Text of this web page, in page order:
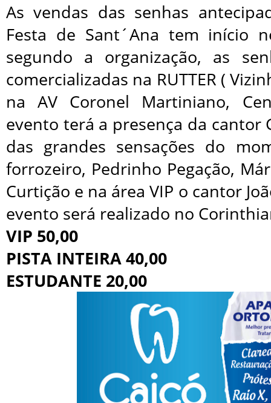
As vendas das senhas
Festa de Sant´Ana tem início
segundo a organização, as
comercializadas na RUTTER (
na AV Coronel Martiniano,
evento terá a presença da cantor
das grandes sensações do
forrozeiro, Pedrinho Pegação,
Curtição e na área VIP o cantor
evento será realizado no
VIP 50,00
PISTA INTEIRA 40,00
ESTUDANTE 20,00